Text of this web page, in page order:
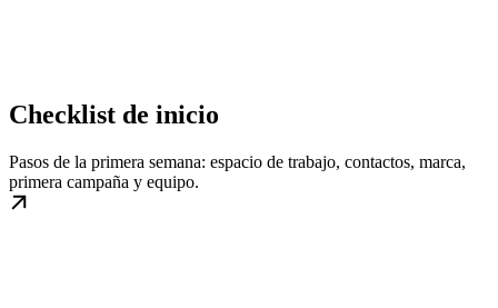
Checklist de inicio
Pasos de la primera semana: espacio de trabajo, contactos, marca,
primera campaña y equipo.